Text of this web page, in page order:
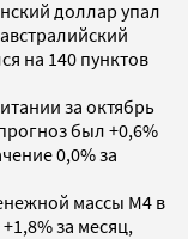
доллар упал
на 140 пунктов
за октябрь
был +0,6%
0,0% за
массы М4 в
за месяц,